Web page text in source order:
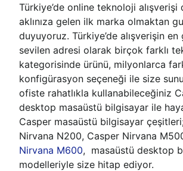
Türkiye’de online teknoloji
aklınıza gelen ilk marka olmaktan
duyuyoruz. Türkiye’de alışverişin
sevilen adresi olarak birçok farklı
kategorisinde ürünü, milyonlarca
konfigürasyon seçeneği ile size
ofiste rahatlıkla kullanabileceğiniz
desktop masaüstü bilgisayar ile
Casper masaüstü bilgisayar
Nirvana N200, Casper Nirvana
Nirvana M600, masaüstü desktop
modelleriyle size hitap ediyor.